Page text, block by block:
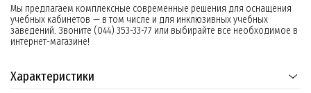
Мы предлагаем комплексные современные решения для оснащения
учебных кабинетов — в том числе и для инклюзивных учебных
заведений. Звоните (044) 353-33-77 или выбирайте все необходимое в
интернет-магазине!
Характеристики